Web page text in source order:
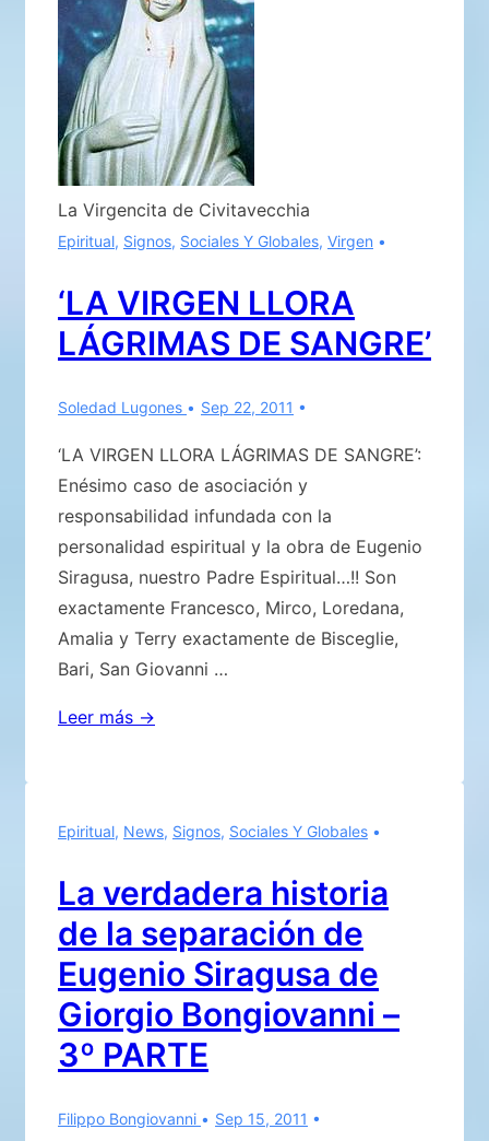
UN
PELIGRO
CONSTANTE
PARA
LA
TIERRA
La Virgencita de Civitavecchia
Epiritual, Signos, Sociales Y Globales, Virgen
‘LA VIRGEN LLORA
LÁGRIMAS DE SANGRE’
Soledad Lugones Sep 22, 2011
‘LA VIRGEN LLORA LÁGRIMAS DE SANGRE’:
Enésimo caso de asociación y
responsabilidad infundada con la
personalidad espiritual y la obra de Eugenio
Siragusa, nuestro Padre Espiritual…!! Son
exactamente Francesco, Mirco, Loredana,
Amalia y Terry exactamente de Bisceglie,
Bari, San Giovanni …
‘LA
DE
Leer más →
Epiritual, News, Signos, Sociales Y Globales
La verdadera historia
de la separación de
Eugenio Siragusa de
Giorgio Bongiovanni –
3º PARTE
Filippo Bongiovanni Sep 15, 2011